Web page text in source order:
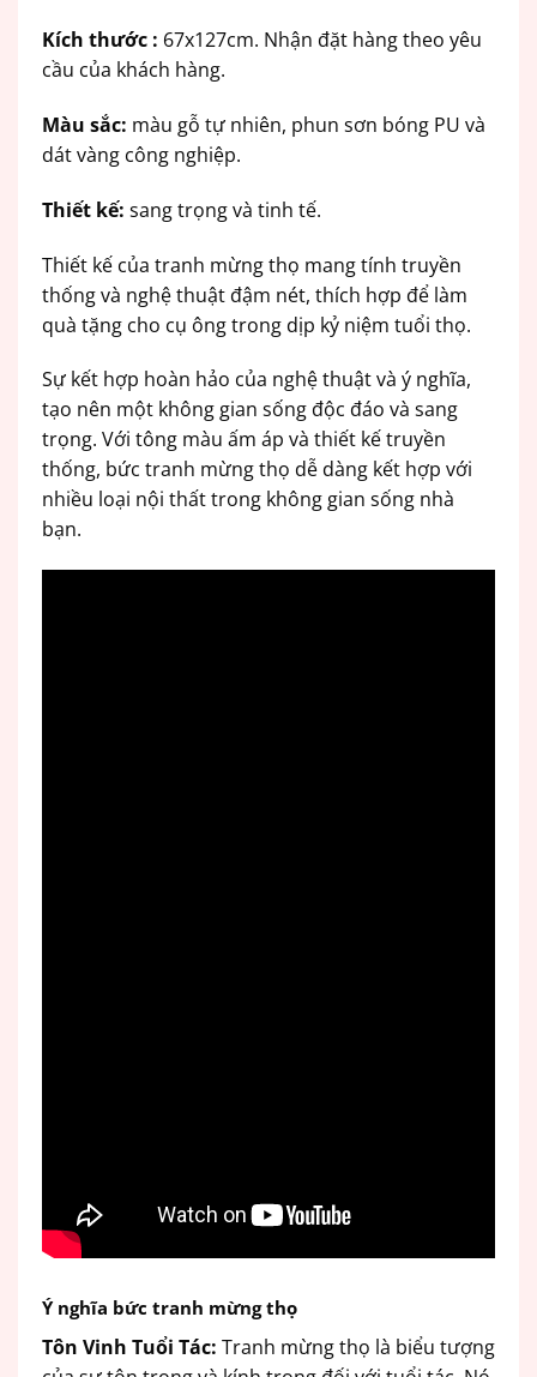
Kích thước : 67x127cm. Nhận đặt hàng theo yêu
cầu của khách hàng.
Màu sắc: màu gỗ tự nhiên, phun sơn bóng PU và
dát vàng công nghiệp.
Thiết kế: sang trọng và tinh tế.
Thiết kế của tranh mừng thọ mang tính truyền
thống và nghệ thuật đậm nét, thích hợp để làm
quà tặng cho cụ ông trong dịp kỷ niệm tuổi thọ.
Sự kết hợp hoàn hảo của nghệ thuật và ý nghĩa,
tạo nên một không gian sống độc đáo và sang
trọng. Với tông màu ấm áp và thiết kế truyền
thống, bức tranh mừng thọ dễ dàng kết hợp với
nhiều loại nội thất trong không gian sống nhà
bạn.
Ý nghĩa bức tranh mừng thọ
Tôn Vinh Tuổi Tác: Tranh mừng thọ là biểu tượng